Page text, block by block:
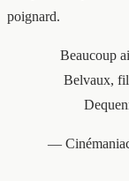
poignard.
Beaucoup
Belvaux,
—